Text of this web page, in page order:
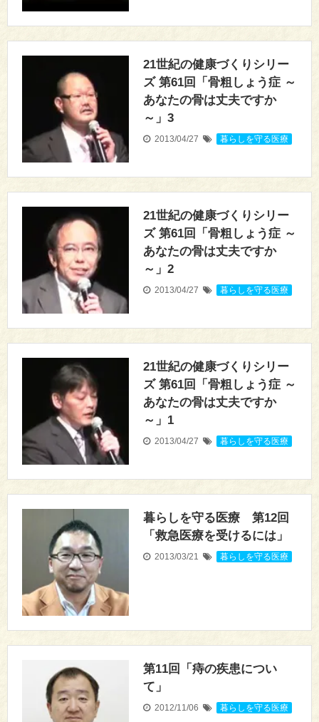
21世紀の健康づくりシリー
ズ 第61回「骨粗しょう症 ～
あなたの骨は丈夫ですか
～」3
2013/04/27 暮らしを守る医療
21世紀の健康づくりシリー
ズ 第61回「骨粗しょう症 ～
あなたの骨は丈夫ですか
～」2
2013/04/27 暮らしを守る医療
21世紀の健康づくりシリー
ズ 第61回「骨粗しょう症 ～
あなたの骨は丈夫ですか
～」1
2013/04/27 暮らしを守る医療
暮らしを守る医療 第12回
「救急医療を受けるには」
2013/03/21 暮らしを守る医療
第11回「痔の疾患につい
て」
2012/11/06 暮らしを守る医療